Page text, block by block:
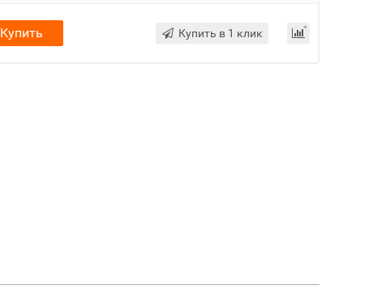
Купить Купить в 1 клик